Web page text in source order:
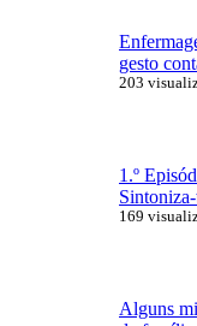
gesto
203
1.º
169
Alguns